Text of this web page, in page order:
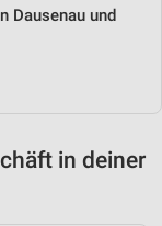
Dausenau und
in deiner